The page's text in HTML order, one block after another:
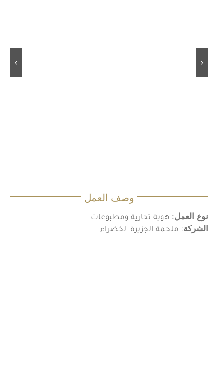
وصف العمل
نوع العمل: هوية تجارية ومطبوعات
الشركة: ملحمة الجزيرة الخضراء